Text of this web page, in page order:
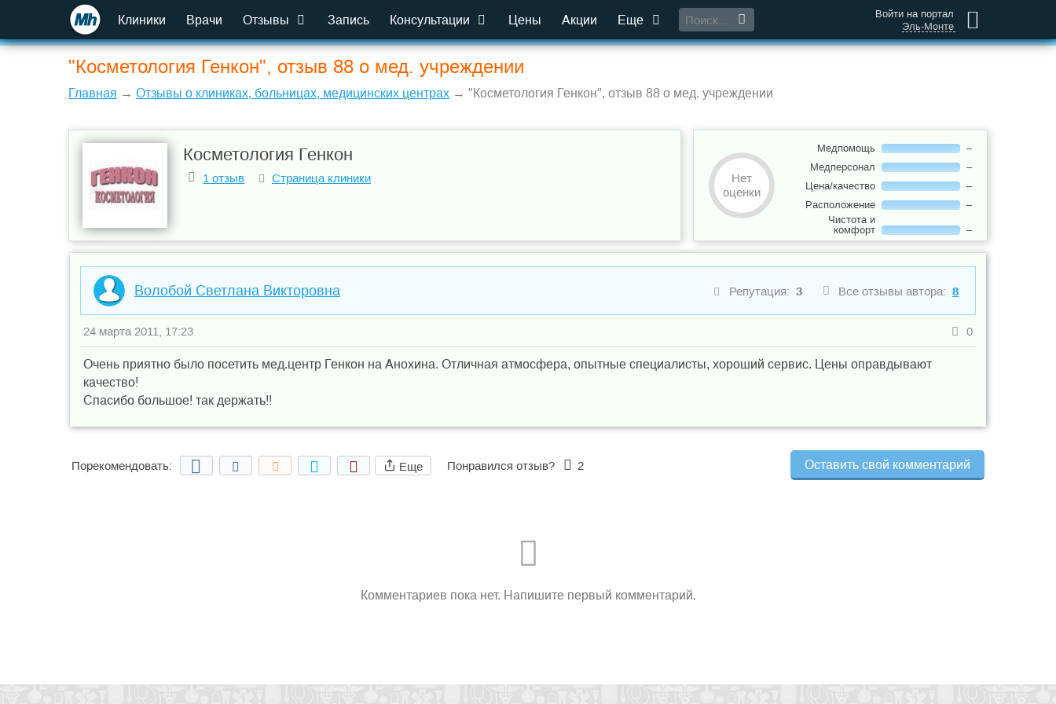
Клиники Врачи Отзывы Запись Консультации Цены Акции Еще
Войти на портал
Эль-Монте
"Косметология Генкон", отзыв 88 о мед. учреждении
Главная → Отзывы о клиниках, больницах, медицинских центрах → "Косметология Генкон", отзыв 88 о мед. учреждении
Косметология Генкон
1 отзыв Страница клиники
Нет
оценки
Медпомощь
–
Медперсонал
–
Цена/качество
–
Расположение
–
Чистота и
комфорт
–
Волобой Светлана Викторовна Все отзывы автора: 8
Репутация: 3
0
24 марта 2011, 17:23
Очень приятно было посетить мед.центр Генкон на Анохина. Отличная атмосфера, опытные специалисты, хороший сервис. Цены оправдывают
качество!
Спасибо большое! так держать!!
Оставить свой комментарий
Порекомендовать: Еще Понравился отзыв? 2
Комментариев пока нет. Напишите первый комментарий.